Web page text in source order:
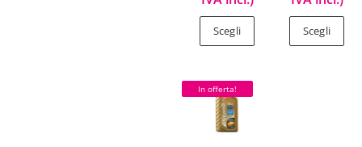
Scegli Scegli
In offerta!